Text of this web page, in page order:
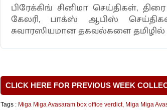
பிரேக்கிங் சினிமா செய்திகள்,
கேலரி, பாக்ஸ் ஆபிஸ்
சுவாரஸியமான தகவல்களை தமிழில்
CLICK HERE FOR PREVIOUS WEEK
Tags : Miga Miga Avasaram box office verdict, Miga Miga